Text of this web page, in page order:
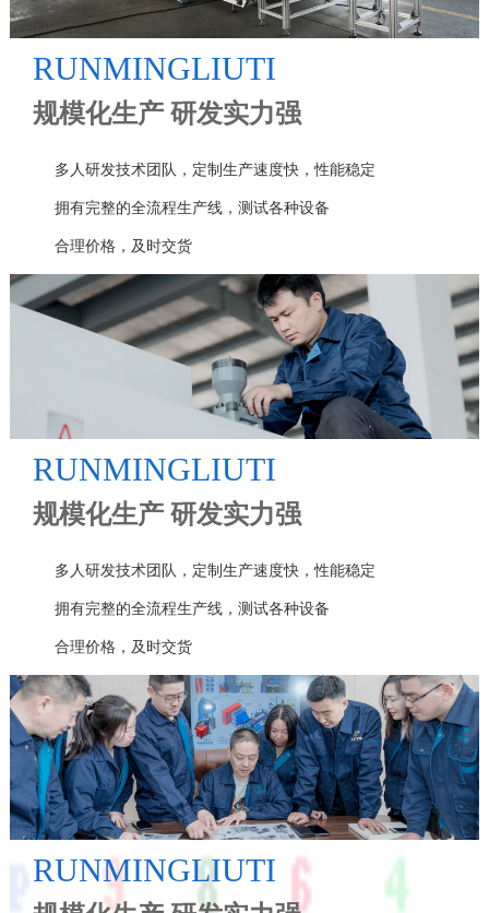
RUNMINGLIUTI
规模化生产 研发实力强
多人研发技术团队，定制生产速度快，性能稳定
拥有完整的全流程生产线，测试各种设备
合理价格，及时交货
RUNMINGLIUTI
规模化生产 研发实力强
多人研发技术团队，定制生产速度快，性能稳定
拥有完整的全流程生产线，测试各种设备
合理价格，及时交货
RUNMINGLIUTI